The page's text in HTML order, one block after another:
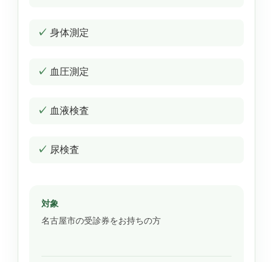
身体測定
血圧測定
血液検査
尿検査
対象
名古屋市の受診券をお持ちの方